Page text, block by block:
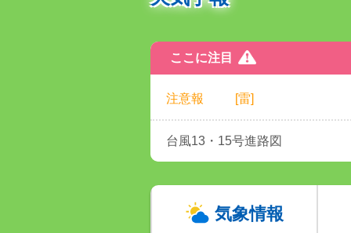
ここに注目
注意報 [雷]
台風13・15号進路図
気象情報